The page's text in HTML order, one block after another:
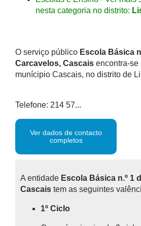
nesta categoria no distrito:
O serviço público Escola Básica
Carcavelos, Cascais encontra-
munícipio Cascais, no distrito de
Telefone: 214 57...
Ver dados de contacto
completos
A entidade Escola Básica n.º 1
Cascais tem as seguintes
1º Ciclo